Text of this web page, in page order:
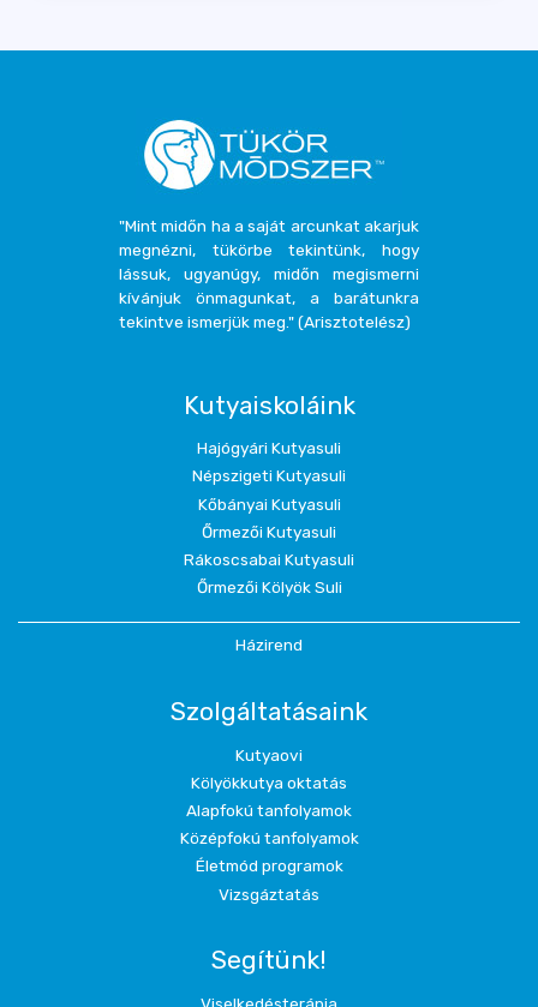
"Mint midőn ha a saját arcunkat akarjuk
megnézni, tükörbe tekintünk, hogy
lássuk, ugyanúgy, midőn megismerni
kívánjuk önmagunkat, a barátunkra
tekintve ismerjük meg." (Arisztotelész)
Kutyaiskoláink
Hajógyári Kutyasuli
Népszigeti Kutyasuli
Kőbányai Kutyasuli
Őrmezői Kutyasuli
Rákoscsabai Kutyasuli
Őrmezői Kölyök Suli
Házirend
Szolgáltatásaink
Kutyaovi
Kölyökkutya oktatás
Alapfokú tanfolyamok
Középfokú tanfolyamok
Életmód programok
Vizsgáztatás
Segítünk!
Viselkedésterápia